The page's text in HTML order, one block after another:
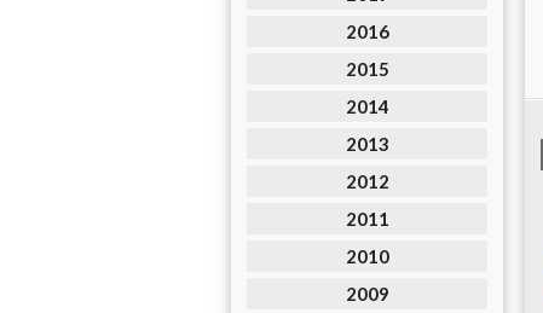
2016
2015
2014
2013
2012
2011
2010
2009